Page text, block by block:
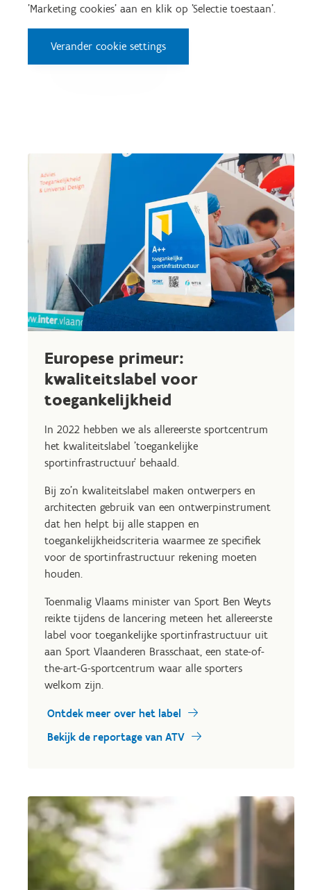
'Marketing cookies' aan en klik op 'Selectie toestaan'.
Verander cookie settings
Europese primeur:
kwaliteitslabel voor
toegankelijkheid
In 2022 hebben we als allereerste sportcentrum
het kwaliteitslabel 'toegankelijke
sportinfrastructuur' behaald.
Bij zo'n kwaliteitslabel maken ontwerpers en
architecten gebruik van een ontwerpinstrument
dat hen helpt bij alle stappen en
toegankelijkheidscriteria waarmee ze specifiek
voor de sportinfrastructuur rekening moeten
houden.
Toenmalig Vlaams minister van Sport Ben Weyts
reikte tijdens de lancering meteen het allereerste
label voor toegankelijke sportinfrastructuur uit
aan Sport Vlaanderen Brasschaat, een state-of-
the-art-G-sportcentrum waar alle sporters
welkom zijn.
Ontdek meer over het label
Bekijk de reportage van ATV